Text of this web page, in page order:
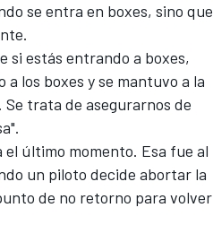
se entra en boxes, sino que
si estás entrando a boxes,
los boxes y se mantuvo a la
trata de asegurarnos de
último momento. Esa fue al
un piloto decide abortar la
de no retorno para volver